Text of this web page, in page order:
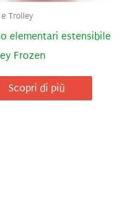
Trolley
elementari estensibile
Frozen
Scopri di più